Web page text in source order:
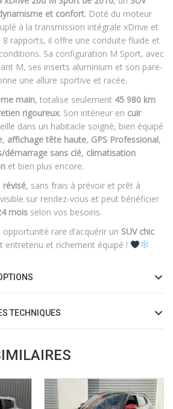
et confort. Doté du moteur
à la transmission intégrale xDrive et
rapports, il offre une conduite fluide et
Sa configuration M Sport, avec
M, ses inserts aluminium et son pare-
une allure sportive et racée.
main, totalise seulement 45 980 km
rigoureux. Son intérieur en cuir
dans un habitacle soigné, bien équipé
, affichage tête haute, GPS Professional,
démarrage sans clé, climatisation
et bien plus encore.
révisé, sans frais à prévoir et prêt à
sur rendez-vous et peut bénéficier
mois selon vos besoins.
rare d’acquérir un SUV chic
entretenu et richement équipé !
TECHNIQUES